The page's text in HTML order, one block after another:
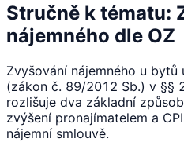
Stručně k tématu:
nájemného dle OZ
Zvyšování nájemného u
(zákon č. 89/2012 Sb.) v §§
rozlišuje dva základní
zvýšení pronajímatelem a
nájemní smlouvě.